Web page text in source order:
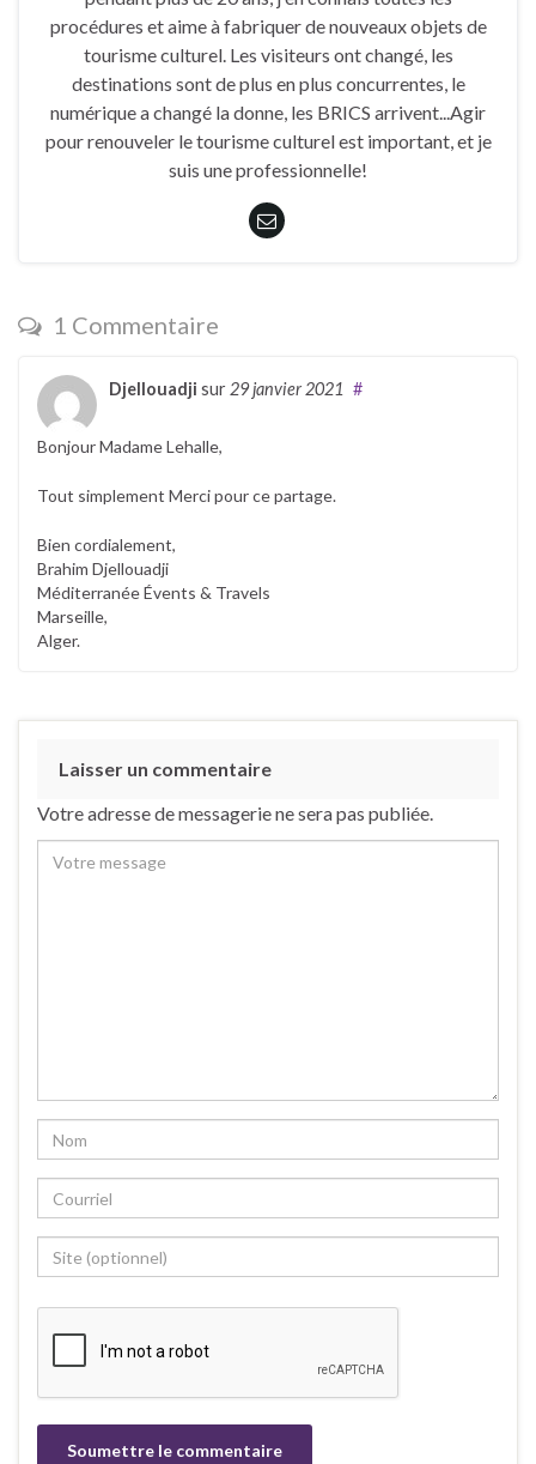
procédures et aime à fabriquer de nouveaux objets de
tourisme culturel. Les visiteurs ont changé, les
destinations sont de plus en plus concurrentes, le
numérique a changé la donne, les BRICS arrivent...Agir
pour renouveler le tourisme culturel est important, et je
suis une professionnelle!
1 Commentaire
Djellouadji sur 29 janvier 2021 #
Bonjour Madame Lehalle,
Tout simplement Merci pour ce partage.
Bien cordialement,
Brahim Djellouadji
Méditerranée Évents & Travels
Marseille,
Alger.
Laisser un commentaire
Votre adresse de messagerie ne sera pas publiée.